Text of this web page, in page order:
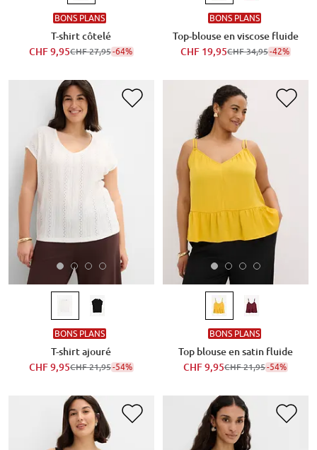
BONS PLANS
T-shirt côtelé
CHF 9,95CHF 27,95-64%
BONS PLANS
Top-blouse en viscose fluide
CHF 19,95CHF 34,95-42%
BONS PLANS
T-shirt ajouré
CHF 9,95CHF 21,95-54%
BONS PLANS
Top blouse en satin fluide
CHF 9,95CHF 21,95-54%